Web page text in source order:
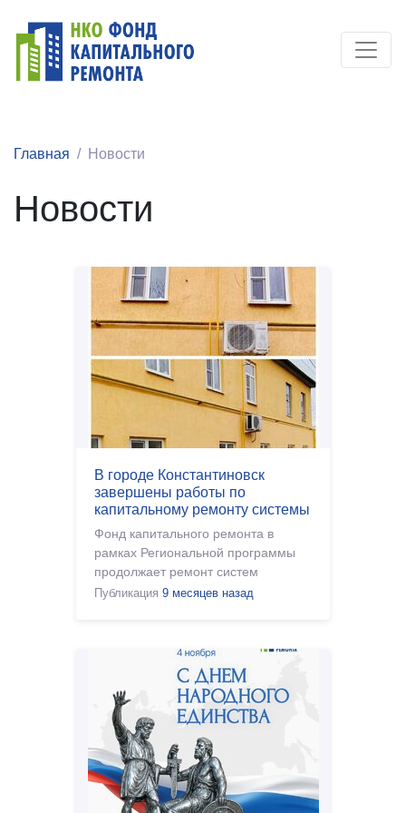
Главная Новости
Новости
В городе Константиновск
завершены работы по
капитальному ремонту системы
газоснабжения в МКД
Фонд капитального ремонта в
рамках Региональной программы
продолжает ремонт систем
газоснабжения на территории
Публикация 9 месяцев назад